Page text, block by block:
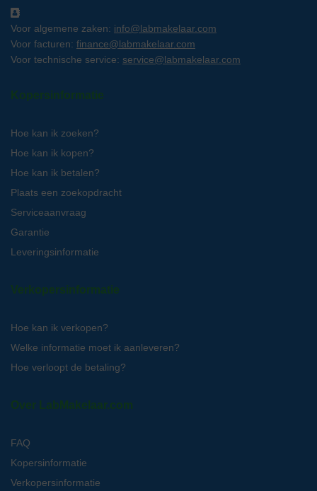
Voor algemene zaken: info@labmakelaar.com
Voor facturen: finance@labmakelaar.com
Voor technische service: service@labmakelaar.com
Kopersinformatie
Hoe kan ik zoeken?
Hoe kan ik kopen?
Hoe kan ik betalen?
Plaats een zoekopdracht
Serviceaanvraag
Garantie
Leveringsinformatie
Verkopersinformatie
Hoe kan ik verkopen?
Welke informatie moet ik aanleveren?
Hoe verloopt de betaling?
Over LabMakelaar.com
FAQ
Kopersinformatie
Verkopersinformatie